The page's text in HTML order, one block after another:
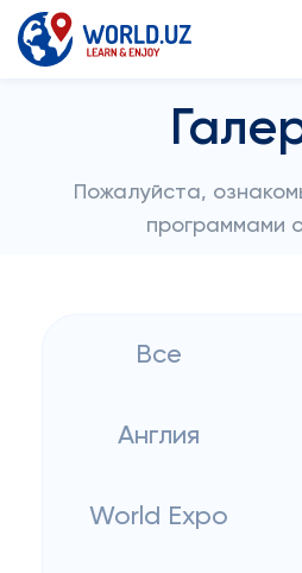
Пожалуйста,
программами
Все
Англия
World Expo